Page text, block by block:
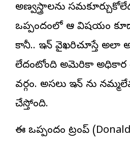
అణ్వస్త్రాలను
ఒప్పందంలో ఆ విషయం
కానీ.. ఇరాన్ వైఖరిచూస్తే అలా
లేదంటోంది అమెరికా అధికార
వర్గం. అసలు ఇరాన్ ను
చేస్తోంది.
ఈ ఒప్పందం ట్రంప్‌